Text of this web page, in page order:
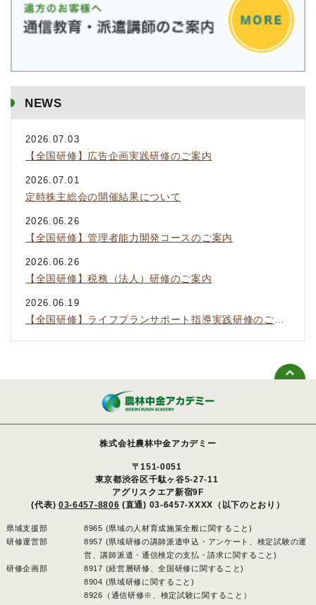
NEWS
2026.07.03
【全国研修】広告企画実践研修のご案内
2026.07.01
定時株主総会の開催結果について
2026.06.26
【全国研修】管理者能力開発コースのご案内
2026.06.26
【全国研修】税務（法人）研修のご案内
2026.06.19
【全国研修】ライフプランサポート指導実践研修のご案内
株式会社農林中金アカデミー
〒151-0051
東京都渋谷区千駄ヶ谷5-27-11
アグリスクエア新宿9F
(代表) 03-6457-8806 (直通) 03-6457-XXXX（以下のとおり）
県域支援部
8965 (県域の人材育成施策全般に関すること)
研修運営部
8957 (県域研修の講師派遣申込・アンケート、検定試験の運
営、講師派遣・通信検定の支払・請求に関すること)
研修企画部
8917 (経営層研修、全国研修に関すること)
8904 (県域研修に関すること)
8926（通信研修※、検定試験に関すること）